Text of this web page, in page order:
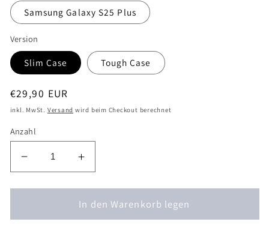
Samsung Galaxy S25 Plus
Version
Slim Case Tough Case
Normaler
Preis
€29,90 EUR
inkl. MwSt. Versand wird beim Checkout berechnet
Anzahl
Verringere
die
Menge
Handyhülle
Erhöhe
die
Menge
für
Handyhülle
In den Warenkorb legen